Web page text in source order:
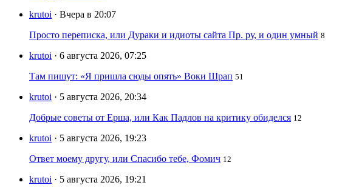
krutoi · Вчера в 20:07
Просто переписка, или Дураки и идиоты сайта Пр. ру, и один умный 8
krutoi · 6 августа 2026, 07:25
Там пишут: «Я пришла сюды опять» Воки Шрап 51
krutoi · 5 августа 2026, 20:34
Добрые советы от Ерша, или Как Падлов на критику обиделся 12
krutoi · 5 августа 2026, 19:23
Ответ моему другу, или Спасибо тебе, Фомич 12
krutoi · 5 августа 2026, 19:21